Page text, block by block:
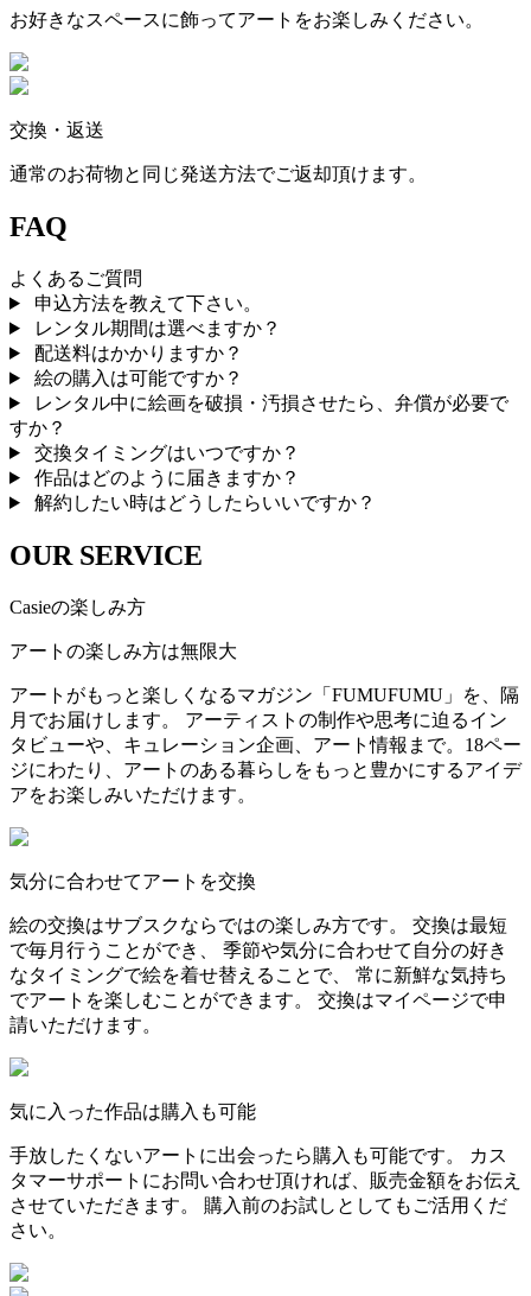
お好きなスペースに飾ってアートをお楽しみください。
交換・返送
通常のお荷物と同じ発送方法でご返却頂けます。
FAQ
よくあるご質問
申込方法を教えて下さい。
レンタル期間は選べますか？
配送料はかかりますか？
絵の購入は可能ですか？
レンタル中に絵画を破損・汚損させたら、弁償が必要で
すか？
交換タイミングはいつですか？
作品はどのように届きますか？
解約したい時はどうしたらいいですか？
OUR SERVICE
Casieの楽しみ方
アートの楽しみ方は無限大
アートがもっと楽しくなるマガジン「FUMUFUMU」を、隔
月でお届けします。 アーティストの制作や思考に迫るイン
タビューや、キュレーション企画、アート情報まで。18ペー
ジにわたり、アートのある暮らしをもっと豊かにするアイデ
アをお楽しみいただけます。
気分に合わせてアートを交換
絵の交換はサブスクならではの楽しみ方です。 交換は最短
で毎月行うことができ、 季節や気分に合わせて自分の好き
なタイミングで絵を着せ替えることで、 常に新鮮な気持ち
でアートを楽しむことができます。 交換はマイページで申
請いただけます。
気に入った作品は購入も可能
手放したくないアートに出会ったら購入も可能です。 カス
タマーサポートにお問い合わせ頂ければ、販売金額をお伝え
させていただきます。 購入前のお試しとしてもご活用くだ
さい。